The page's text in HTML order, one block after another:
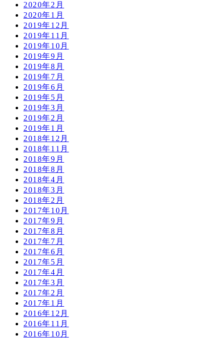
2020年2月
2020年1月
2019年12月
2019年11月
2019年10月
2019年9月
2019年8月
2019年7月
2019年6月
2019年5月
2019年3月
2019年2月
2019年1月
2018年12月
2018年11月
2018年9月
2018年8月
2018年4月
2018年3月
2018年2月
2017年10月
2017年9月
2017年8月
2017年7月
2017年6月
2017年5月
2017年4月
2017年3月
2017年2月
2017年1月
2016年12月
2016年11月
2016年10月